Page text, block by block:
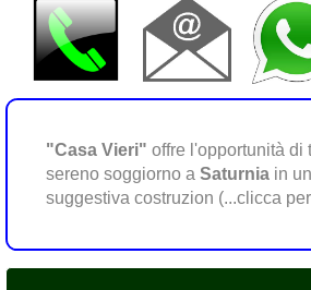
"Casa Vieri" offre l'opportunità di
sereno soggiorno a Saturnia in
suggestiva costruzion (...clicca